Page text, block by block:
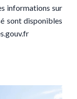
informations sur
sont disponibles